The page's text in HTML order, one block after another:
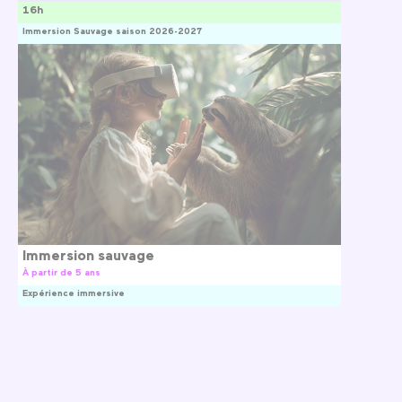
Immersion Sauvage saison 2026-2027
16h
Immersion sauvage
À partir de 5 ans
Expérience immersive